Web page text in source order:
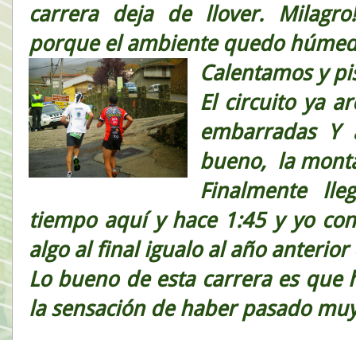
carrera deja de llover.
porque el ambiente quedo
Calentamos y
El circuito ya
embarradas
bueno, la
Finalmente
tiempo aquí y hace 1:45 y yo
algo al final igualo al año anterior
Lo bueno de esta carrera es que
la sensación de haber pasado